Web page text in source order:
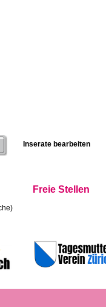
Inserate bearbeiten
Freie Stellen